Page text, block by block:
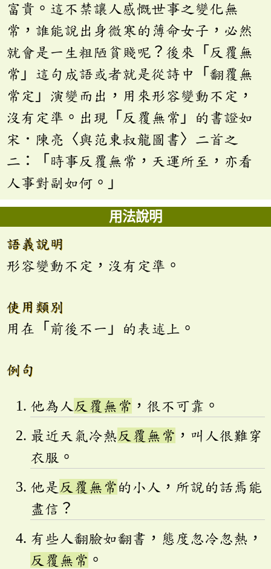
富貴。這不禁讓人感慨世事之變化無
常，誰能說出身微寒的薄命女子，必然
就會是一生粗陋貧賤呢？後來「反覆無
常」這句成語或者就是從詩中「翻覆無
常定」演變而出，用來形容變動不定，
沒有定準。出現「反覆無常」的書證如
宋．陳亮〈與范東叔龍圖書〉二首之
二：「時事反覆無常，天運所至，亦看
人事對副如何。」
用法說明
語義說明
形容變動不定，沒有定準。
使用類別
用在「前後不一」的表述上。
例句
他為人 反覆無常 ，很不可靠。
最近天氣冷熱反覆無常 ，叫人很難穿
衣服。
他是 反覆無常的小人，所說的話焉能
盡信？
有些人翻臉如翻書，態度忽冷忽熱，
反覆無常 。